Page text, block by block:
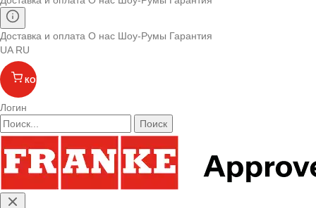
Доставка и оплата О нас Шоу-Румы Гарантия
UA RU
КОРЗИНА
Логин
Поиск